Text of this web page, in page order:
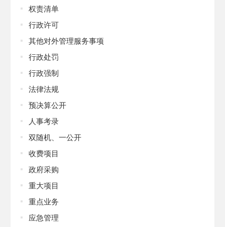
权责清单
行政许可
其他对外管理服务事项
行政处罚
行政强制
法律法规
预决算公开
人事考录
双随机、一公开
收费项目
政府采购
重大项目
重点业务
应急管理